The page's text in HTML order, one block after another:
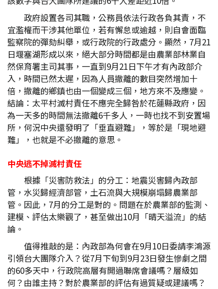
政府設置各司其職，公務員依法行政各負其責，不
宜濫權而干涉其他單位，若有懈怠或逾越，則自會面臨
監察院的彈劾糾舉，或行政院的行政處分。顯然，7月21
日堰塞湖形成以來，絕大部分時間都是由農業部林業自
然保育署主司其事，一直到9月21日下午才有內政部介
入，時間已然太遲，因為人員撤離的數目突然增加十
倍，撤離的鄉鎮也由一個變成三個，地方來不及應變。
結論：太平村滅村責任不應完全歸咎於花蓮縣政府，因
為一天多的時間無法撤離6千多人，一時也找不到安置場
所，何況中央還發明了「垂直避難」，等於是「現地避
難」，也就是不必撤離的意思。
中央逃不掉滅村責任
根據「災害防救法」的分工：地震災害歸內政部
管，水災歸經濟部管，土石流與大規模崩塌歸農業部
管。因此，7月的分工是對的。問題在於農業部的監測、
建模、評估太樂觀了，甚至做出10月「晴天溢流」的結
論。
值得推敲的是：內政部為何會在9月10日委請李鴻源
引領台大團隊介入？從7月下旬到9月23日發生慘劇之間
的60多天中，行政院高層有開過聯席會議嗎？層級如
何？由誰主持？對於農業部的評估有過質疑或建議嗎？